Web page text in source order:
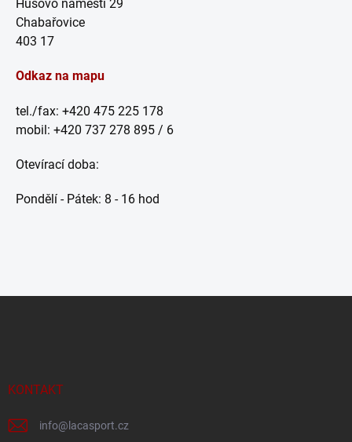
Husovo náměstí 29
Chabařovice
403 17
Odkaz na mapu
tel./fax: +420 475 225 178
mobil: +420 737 278 895 / 6
Otevírací doba:
Pondělí - Pátek: 8 - 16 hod
KONTAKT
info@ lacasport.cz